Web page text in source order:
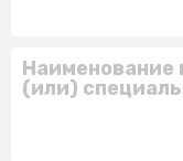
Наименование
(или)